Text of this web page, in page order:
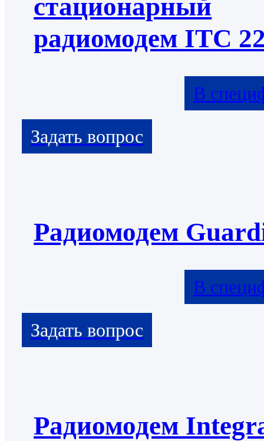
стационарный
радиомодем ITC
В
Радиомодем
В
Радиомодем